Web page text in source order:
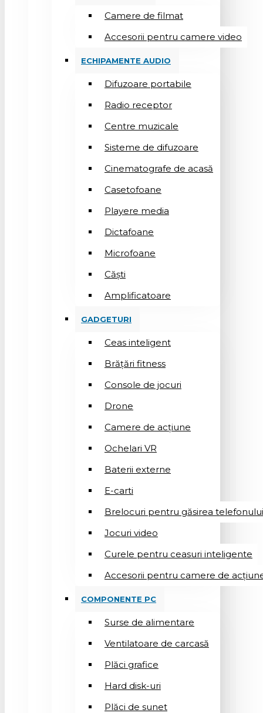
Camere de filmat
Accesorii pentru camere video
ECHIPAMENTE AUDIO
Difuzoare portabile
Radio receptor
Centre muzicale
Sisteme de difuzoare
Cinematografe de acasă
Casetofoane
Playere media
Dictafoane
Microfoane
Căşti
Amplificatoare
GADGETURI
Ceas inteligent
Brățări fitness
Console de jocuri
Drone
Camere de acțiune
Ochelari VR
Baterii externe
E-carti
Brelocuri pentru găsirea telefonului
Jocuri video
Curele pentru ceasuri inteligente
Accesorii pentru camere de
COMPONENTE PC
Surse de alimentare
Ventilatoare de carcasă
Plăci grafice
Hard disk-uri
Plăci de sunet